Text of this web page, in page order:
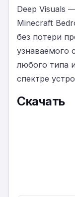
Deep Visuals
Minecraft
без потери
узнаваемого
любого типа
спектре
Скачать